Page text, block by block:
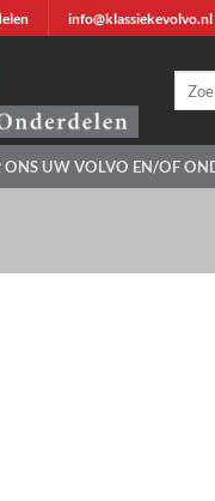
info@klassiekevolvo.nl
ONS UW VOLVO EN/OF